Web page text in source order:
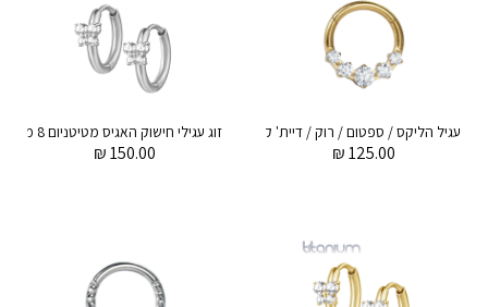
עגיל הליקס / ספטום / רוק / דיית' קליקר מטיטניום וציפוי זהב 1.2 * 8 מ"מ חמישה קריסטלים עגולים לבנים
125.00
₪
150.00
₪